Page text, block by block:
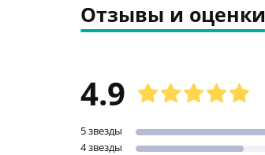
Отзывы и оценки
4.9
5 звезды
4 звезды